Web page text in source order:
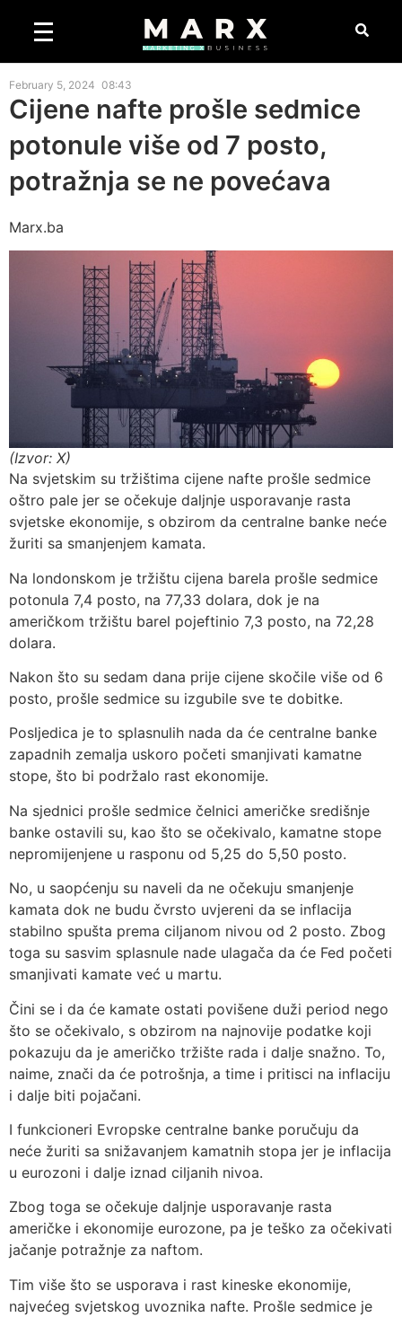
February 5, 2024 08:43
Cijene nafte prošle sedmice
potonule više od 7 posto,
potražnja se ne povećava
Marx.ba
(Izvor: X)
Na svjetskim su tržištima cijene nafte prošle sedmice
oštro pale jer se očekuje daljnje usporavanje rasta
svjetske ekonomije, s obzirom da centralne banke neće
žuriti sa smanjenjem kamata.
Na londonskom je tržištu cijena barela prošle sedmice
potonula 7,4 posto, na 77,33 dolara, dok je na
američkom tržištu barel pojeftinio 7,3 posto, na 72,28
dolara.
Nakon što su sedam dana prije cijene skočile više od 6
posto, prošle sedmice su izgubile sve te dobitke.
Posljedica je to splasnulih nada da će centralne banke
zapadnih zemalja uskoro početi smanjivati kamatne
stope, što bi podržalo rast ekonomije.
Na sjednici prošle sedmice čelnici američke središnje
banke ostavili su, kao što se očekivalo, kamatne stope
nepromijenjene u rasponu od 5,25 do 5,50 posto.
No, u saopćenju su naveli da ne očekuju smanjenje
kamata dok ne budu čvrsto uvjereni da se inflacija
stabilno spušta prema ciljanom nivou od 2 posto. Zbog
toga su sasvim splasnule nade ulagača da će Fed početi
smanjivati kamate već u martu.
Čini se i da će kamate ostati povišene duži period nego
što se očekivalo, s obzirom na najnovije podatke koji
pokazuju da je američko tržište rada i dalje snažno. To,
naime, znači da će potrošnja, a time i pritisci na inflaciju
i dalje biti pojačani.
I funkcioneri Evropske centralne banke poručuju da
neće žuriti sa snižavanjem kamatnih stopa jer je inflacija
u eurozoni i dalje iznad ciljanih nivoa.
Zbog toga se očekuje daljnje usporavanje rasta
američke i ekonomije eurozone, pa je teško za očekivati
jačanje potražnje za naftom.
Tim više što se usporava i rast kineske ekonomije,
najvećeg svjetskog uvoznika nafte. Prošle sedmice je